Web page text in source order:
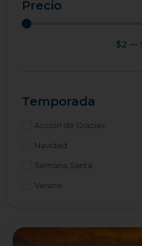
Precio
$2 —
Temporada
Acción de Gracias
Navidad
Semana Santa
Verano